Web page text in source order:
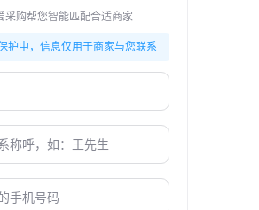
采购帮您智能匹配合适商家
护中，信息仅用于商家与您联系